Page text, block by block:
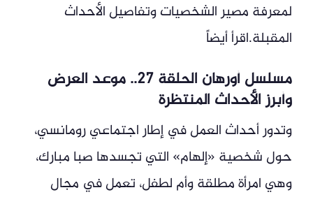
لمعرفة مصير الشخصيات وتفاصيل الأحداث
المقبلة.اقرأ أيضاً
مسلسل أورهان الحلقة 27.. موعد العرض
وأبرز الأحداث المنتظرة
وتدور أحداث العمل في إطار اجتماعي رومانسي،
حول شخصية «إلهام» التي تجسدها صبا مبارك،
وهي امرأة مطلقة وأم لطفل، تعمل في مجال